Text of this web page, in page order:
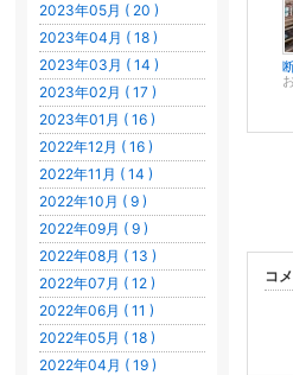
コ
2023年05月 ( 20 )
2023年04月 ( 18 )
2023年03月 ( 14 )
2023年02月 ( 17 )
2023年01月 ( 16 )
2022年12月 ( 16 )
2022年11月 ( 14 )
2022年10月 ( 9 )
2022年09月 ( 9 )
2022年08月 ( 13 )
2022年07月 ( 12 )
2022年06月 ( 11 )
2022年05月 ( 18 )
2022年04月 ( 19 )